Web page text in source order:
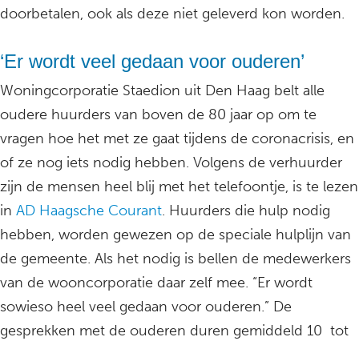
doorbetalen, ook als deze niet geleverd kon worden.
‘Er wordt veel gedaan voor ouderen’
Woningcorporatie Staedion uit Den Haag belt alle
oudere huurders van boven de 80 jaar op om te
vragen hoe het met ze gaat tijdens de coronacrisis, en
of ze nog iets nodig hebben. Volgens de verhuurder
zijn de mensen heel blij met het telefoontje, is te lezen
in AD Haagsche Courant. Huurders die hulp nodig
hebben, worden gewezen op de speciale hulplijn van
de gemeente. Als het nodig is bellen de medewerkers
van de wooncorporatie daar zelf mee. “Er wordt
sowieso heel veel gedaan voor ouderen.” De
gesprekken met de ouderen duren gemiddeld 10 tot